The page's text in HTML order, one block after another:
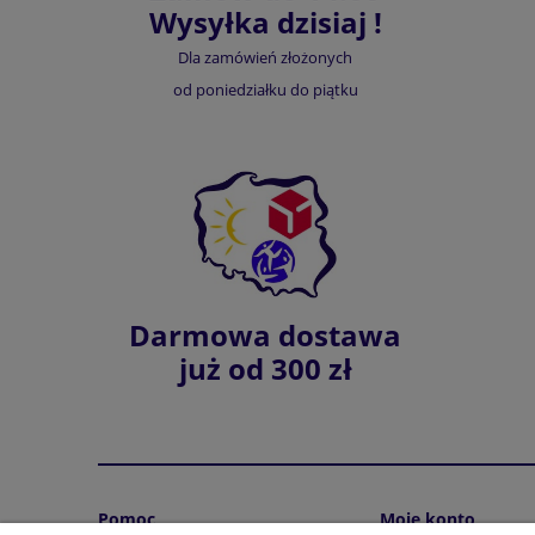
Wysyłka dzisiaj !
Dla zamówień złożonych
od poniedziałku do piątku
Darmowa dostawa
już od 300 zł
Pomoc Moje konto